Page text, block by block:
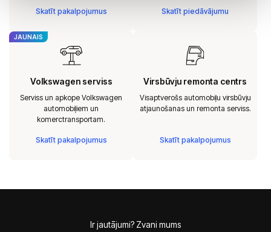
Skatīt pakalpojumus Skatīt piedāvājumu
JAUNAIS
Volkswagen serviss
Serviss un apkope Volkswagen
automobiļiem un
komerctransportam.
Skatīt pakalpojumus
Virsbūvju remonta centrs
Visaptverošs automobiļu virsbūvju
atjaunošanas un remonta serviss.
Skatīt pakalpojumus
Ir jautājumi? Zvani mums